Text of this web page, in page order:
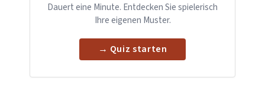
Dauert eine Minute. Entdecken Sie spielerisch
Ihre eigenen Muster.
→ Quiz starten